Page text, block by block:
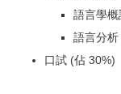
語言學
語言分
口試 (佔 30%)